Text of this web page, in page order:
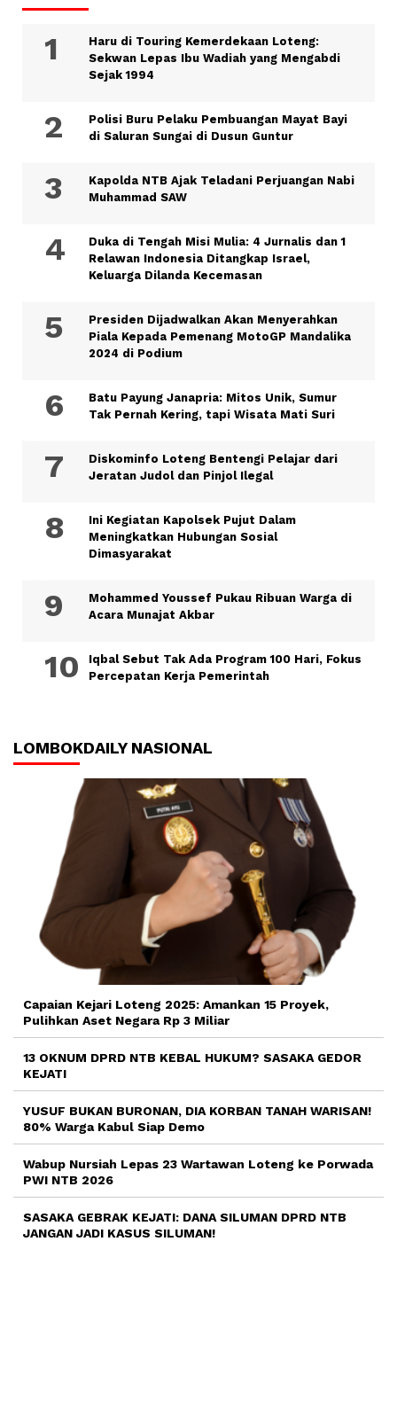
Haru di Touring Kemerdekaan Loteng:
Sekwan Lepas Ibu Wadiah yang Mengabdi
Sejak 1994
Polisi Buru Pelaku Pembuangan Mayat Bayi
di Saluran Sungai di Dusun Guntur
Kapolda NTB Ajak Teladani Perjuangan Nabi
Muhammad SAW
Duka di Tengah Misi Mulia: 4 Jurnalis dan 1
Relawan Indonesia Ditangkap Israel,
Keluarga Dilanda Kecemasan
Presiden Dijadwalkan Akan Menyerahkan
Piala Kepada Pemenang MotoGP Mandalika
2024 di Podium
Batu Payung Janapria: Mitos Unik, Sumur
Tak Pernah Kering, tapi Wisata Mati Suri
Diskominfo Loteng Bentengi Pelajar dari
Jeratan Judol dan Pinjol Ilegal
Ini Kegiatan Kapolsek Pujut Dalam
Meningkatkan Hubungan Sosial
Dimasyarakat
Mohammed Youssef Pukau Ribuan Warga di
Acara Munajat Akbar
Iqbal Sebut Tak Ada Program 100 Hari, Fokus
Percepatan Kerja Pemerintah
LOMBOKDAILY NASIONAL
Capaian Kejari Loteng 2025: Amankan 15 Proyek,
Pulihkan Aset Negara Rp 3 Miliar
13 OKNUM DPRD NTB KEBAL HUKUM? SASAKA GEDOR
KEJATI
YUSUF BUKAN BURONAN, DIA KORBAN TANAH WARISAN!
80% Warga Kabul Siap Demo
Wabup Nursiah Lepas 23 Wartawan Loteng ke Porwada
PWI NTB 2026
SASAKA GEBRAK KEJATI: DANA SILUMAN DPRD NTB
JANGAN JADI KASUS SILUMAN!